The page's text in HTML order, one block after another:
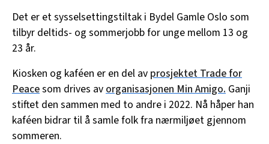
Det er et sysselsettingstiltak i Bydel Gamle Oslo som
tilbyr deltids- og sommerjobb for unge mellom 13 og
23 år.
Kiosken og kaféen er en del av prosjektet Trade for
Peacesom drives av organisasjonen Min Amigo. Ganji
stiftet den sammen med to andre i 2022. Nå håper han
kaféen bidrar til å samle folk fra nærmiljøet gjennom
sommeren.